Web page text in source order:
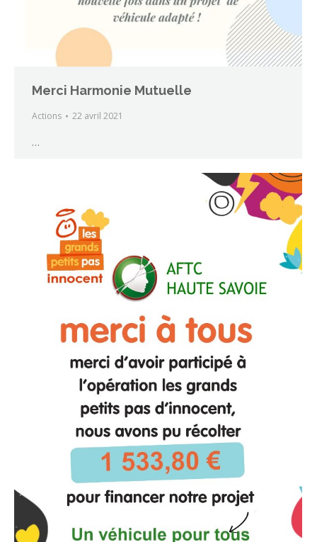
Merci Harmonie Mutuelle
Actions 22 avril 2021
…